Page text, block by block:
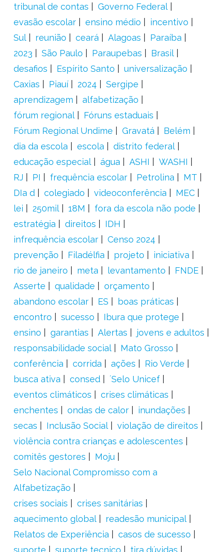
tribunal de contas
Governo Federal
evasão escolar
ensino médio
incentivo
Sul
reunião ceará Alagoas
Paraíba
2023
São Paulo Paraupebas
Brasil
desafios
Espírito Santo
universalização
Caxias
Piauí 2024
Sergipe
aprendizagem
alfabetização
fórum regional
Fóruns estaduais
Fórum Regional Undime
Gravatá
Belém
dia da escola
escola
distrito federal
educação especial
água ASHI
WASHI
RJ
PI frequência escolar Petrolina
MT
DIa d
colegiado videoconferência
MEC
lei
250mil 18M
fora da escola não pode
estratégia
direitos
IDH
infrequência escolar
Censo 2024
prevenção
Filadélfia projeto
iniciativa
rio de janeiro
meta levantamento
FNDE
Asserte
qualidade
orçamento
abandono escolar
ES
boas práticas
encontro
sucesso
Ibura que protege
ensino
garantias Alertas
jovens e adultos
responsabilidade social
Mato Grosso
conferência
corrida ações
Rio Verde
busca ativa
consed
´Selo Unicef
eventos climáticos
crises climáticas
enchentes
ondas de calor
inundações
secas
Inclusão Social
violação de direitos
violência contra crianças e adolescentes
comitês gestores
Moju
Selo Nacional Compromisso com a
Alfabetização
crises sociais
crises sanitárias
aquecimento global
readesão municipal
Relatos de Experiência
casos de sucesso
suporte
suporte tecnico
tira dúvidas